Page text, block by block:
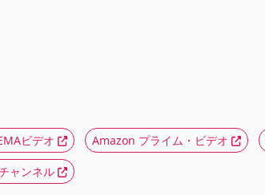
ビデオ Amazon プライム・ビデオ
ャンネル